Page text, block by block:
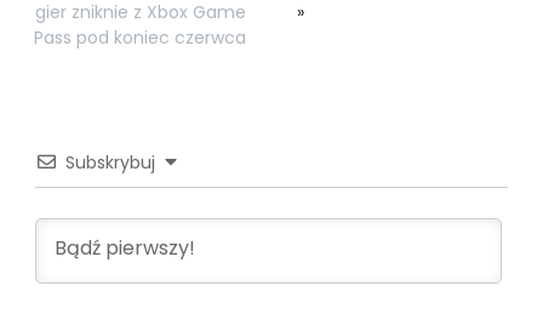
gier zniknie z Xbox Game
Pass pod koniec czerwca
»
Subskrybuj